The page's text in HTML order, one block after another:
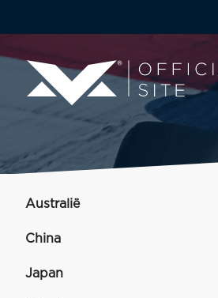
Australië
China
Japan